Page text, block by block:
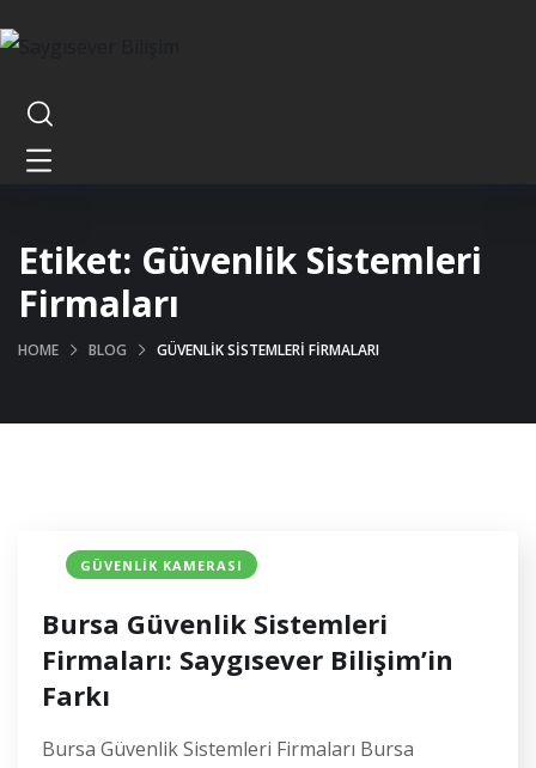
Etiket: Güvenlik Sistemleri
Firmaları
HOME BLOG GÜVENLIK SISTEMLERI FIRMALARI
GÜVENLIK KAMERASI
Bursa Güvenlik Sistemleri
Firmaları: Saygısever Bilişim’in
Farkı
Bursa Güvenlik Sistemleri Firmaları Bursa